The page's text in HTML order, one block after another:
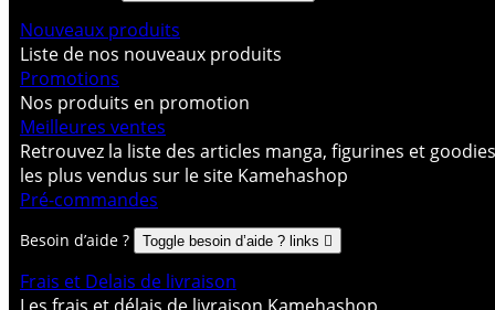
Nouveaux produits
Liste de nos nouveaux produits
Promotions
Nos produits en promotion
Meilleures ventes
Retrouvez la liste des articles manga, figurines et goodies
les plus vendus sur le site Kamehashop
Pré-commandes
Besoin d’aide ? Toggle besoin d’aide ? links 
Frais et Delais de livraison